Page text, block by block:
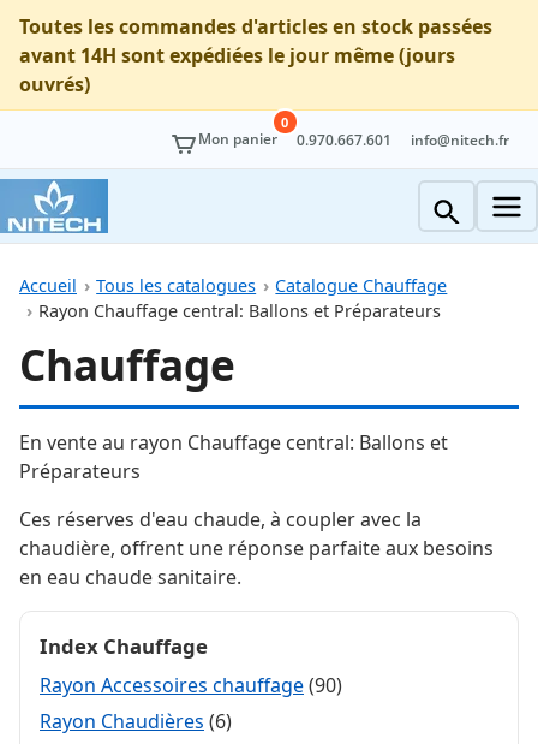
Toutes les commandes d'articles en stock passées
avant 14H sont expédiées le jour même (jours
ouvrés)
Mon panier
0
0.970.667.601 info@nitech.fr
Accueil Tous les catalogues
Catalogue Chauffage
Rayon Chauffage central: Ballons et Préparateurs
Chauffage
En vente au rayon Chauffage central: Ballons et
Préparateurs
Ces réserves d'eau chaude, à coupler avec la
chaudière, offrent une réponse parfaite aux besoins
en eau chaude sanitaire.
Index Chauffage
Rayon Accessoires chauffage(90)
Rayon Chaudières (6)